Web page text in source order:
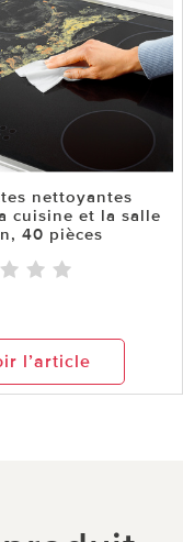
nettoyantes
cuisine et la salle
40 pièces
l’article